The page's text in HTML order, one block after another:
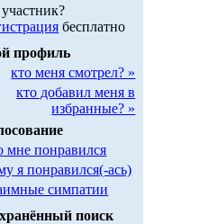
бесплатно
профиль
кто меня смотрел? »
кто добавил меня в
избранные? »
мне понравился
я понравился(-ась)
симпатии
поиск